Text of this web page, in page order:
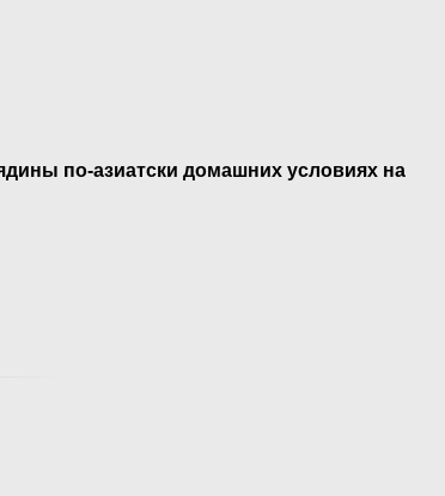
по-азиатски домашних условиях на